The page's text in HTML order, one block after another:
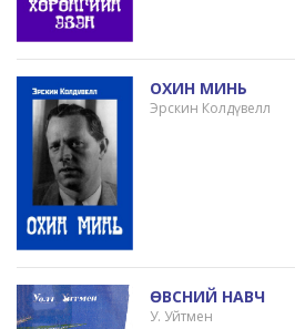
ОХИН МИНЬ
Эрскин Колдүвелл
ӨВСНИЙ НАВЧ
У. Уйтмен